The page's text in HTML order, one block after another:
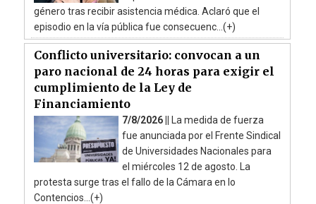
género tras recibir asistencia médica. Aclaró que el
episodio en la vía pública fue consecuenc...(+)
Conflicto universitario: convocan a un
paro nacional de 24 horas para exigir el
cumplimiento de la Ley de
Financiamiento
7/8/2026 || La medida de fuerza
fue anunciada por el Frente Sindical
de Universidades Nacionales para
el miércoles 12 de agosto. La
protesta surge tras el fallo de la Cámara en lo
Contencios...(+)